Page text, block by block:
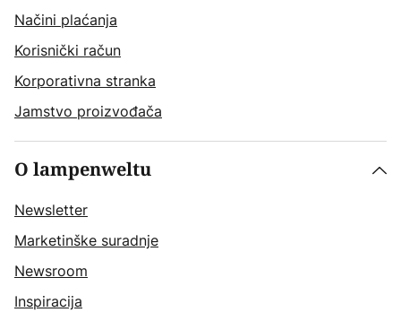
Načini plaćanja
Korisnički račun
Korporativna stranka
Jamstvo proizvođača
O lampenweltu
Newsletter
Marketinške suradnje
Newsroom
Inspiracija